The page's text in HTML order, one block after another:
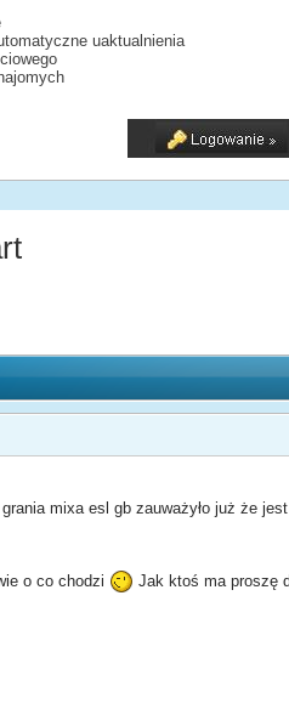
uaktualnienia
mixa esl gb zauważyło już że
o co chodzi Jak ktoś ma proszę